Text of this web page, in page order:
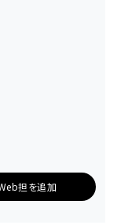
担を追加